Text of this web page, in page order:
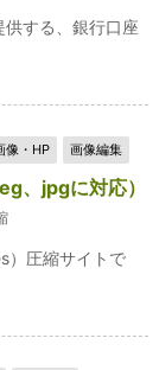
する、銀行口座
像・HP 画像編集
、jpgに対応）
）圧縮サイトで